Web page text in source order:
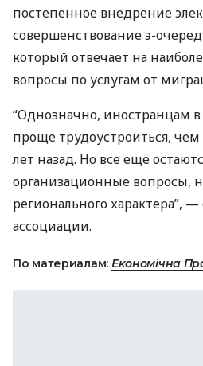
постепенное внедрение
совершенствование э-
который отвечает на
вопросы по услугам от
“Однозначно, иностранцам
проще трудоустроиться, чем
лет назад. Но все еще
организационные вопросы,
регионального характера”,
ассоциации.
По материалам: Економічна